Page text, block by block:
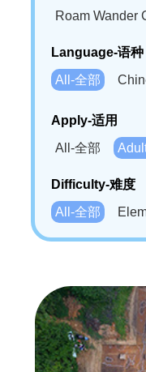
Roam Wander
Language-语种
All-全部
Bahasa
Swahili(SW)-
Apply-适用
All-全部
Difficulty-难度
All-全部